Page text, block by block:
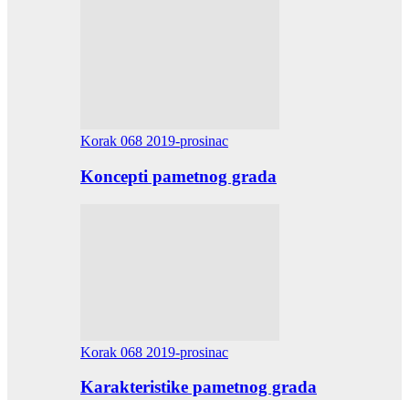
Korak 068 2019-prosinac
Koncepti pametnog grada
Korak 068 2019-prosinac
Karakteristike pametnog grada